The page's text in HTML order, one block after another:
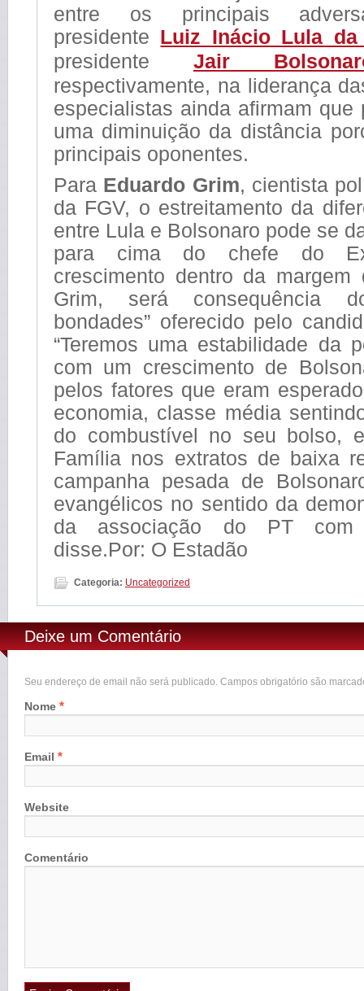
entre os principais
presidente Luiz Inácio Lula da
presidente Jair
respectivamente, na liderança
especialistas ainda afirmam que
uma diminuição da distância
principais oponentes.
Para Eduardo Grim, cientista
da FGV, o estreitamento da
entre Lula e Bolsonaro pode se
para cima do chefe do
crescimento dentro da margem
Grim, será consequência
bondades” oferecido pelo
“Teremos uma estabilidade da
com um crescimento de
pelos fatores que eram
economia, classe média
do combustível no seu bolso,
Família nos extratos de baixa
campanha pesada de
evangélicos no sentido da
da associação do PT com
disse.Por: O Estadão
Categoria: Uncategorized
Deixe um Comentário
Seu endereço de email não será publicado. Campos obrigatório são
Nome *
Email *
Website
Comentário